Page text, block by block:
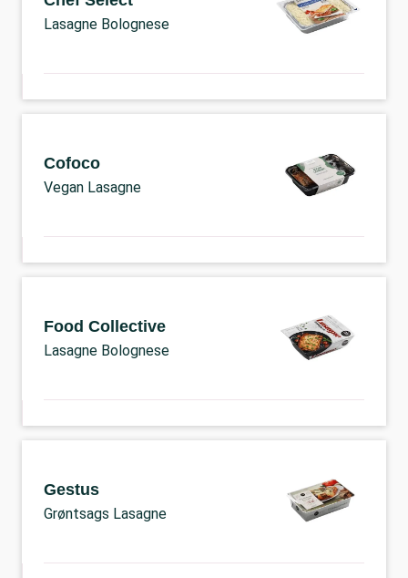
Lasagne Bolognese
Cofoco
Vegan Lasagne
Food Collective
Lasagne Bolognese
Gestus
Grøntsags Lasagne